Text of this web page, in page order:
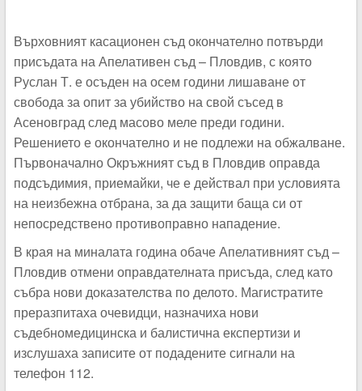
Върховният касационен съд окончателно потвърди
присъдата на Апелативен съд – Пловдив, с която
Руслан Т. е осъден на осем години лишаване от
свобода за опит за убийство на свой съсед в
Асеновград след масово меле преди години.
Решението е окончателно и не подлежи на обжалване.
Първоначално Окръжният съд в Пловдив оправда
подсъдимия, приемайки, че е действал при условията
на неизбежна отбрана, за да защити баща си от
непосредствено противоправно нападение.
В края на миналата година обаче Апелативният съд –
Пловдив отмени оправдателната присъда, след като
събра нови доказателства по делото. Магистратите
преразпитаха очевидци, назначиха нови
съдебномедицинска и балистична експертизи и
изслушаха записите от подадените сигнали на
телефон 112.